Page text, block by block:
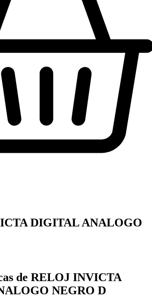
DIGITAL ANALOGO
de RELOJ INVICTA
NEGRO D